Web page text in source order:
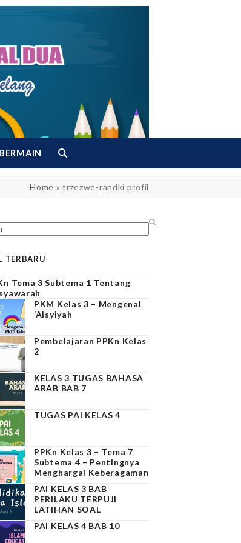
Home »trzezwe-randki profil
TERBARU
Tema 3 Subtema 1 Tentang
PKM Kelas 3 – Mengenal
‘Aisyiyah
Pembelajaran PPKn Kelas
2
KELAS 3 TUGAS BAHASA
ARAB BAB 7
TUGAS PAI KELAS 4
PPKn Kelas 3 – Tema 7
Subtema 4 – Pentingnya
Menghargai Keberagaman
PAI KELAS 3 BAB
PERILAKU TERPUJI
LATIHAN SOAL
PAI KELAS 4 BAB 10